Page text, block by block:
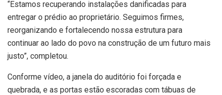
“Estamos recuperando instalações danificadas para
entregar o prédio ao proprietário. Seguimos firmes,
reorganizando e fortalecendo nossa estrutura para
continuar ao lado do povo na construção de um futuro mais
justo”, completou.
Conforme vídeo, a janela do auditório foi forçada e
quebrada, e as portas estão escoradas com tábuas de